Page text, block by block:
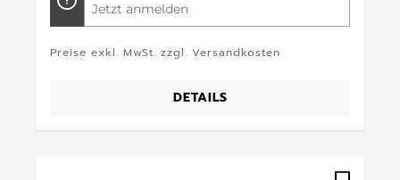
Jetzt anmelden
Preise exkl. MwSt. zzgl. Versandkosten
DETAILS